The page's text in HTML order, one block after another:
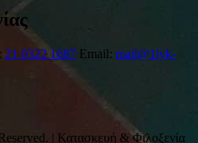
21 0322 1687 Email: mail@1lyk-
| Κατασκευή & Φιλοξενία